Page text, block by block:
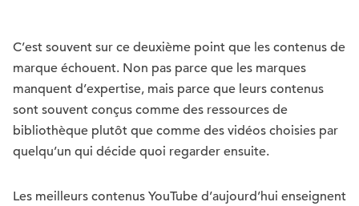
C’est souvent sur ce deuxième point que les contenus de
marque échouent. Non pas parce que les marques
manquent d’expertise, mais parce que leurs contenus
sont souvent conçus comme des ressources de
bibliothèque plutôt que comme des vidéos choisies par
quelqu’un qui décide quoi regarder ensuite.
Les meilleurs contenus YouTube d’aujourd’hui enseignent